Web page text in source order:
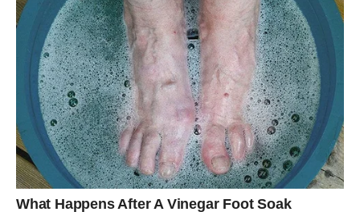
Izvinjenja.
I pokušaj da se obnovi ono što je nekada bilo izgubljeno.
Zvijezde pokazuju da postoji mogućnost novog početka,
ali samo ako obje strane budu spremne graditi odnos na
potpuno drugačijim temeljima.